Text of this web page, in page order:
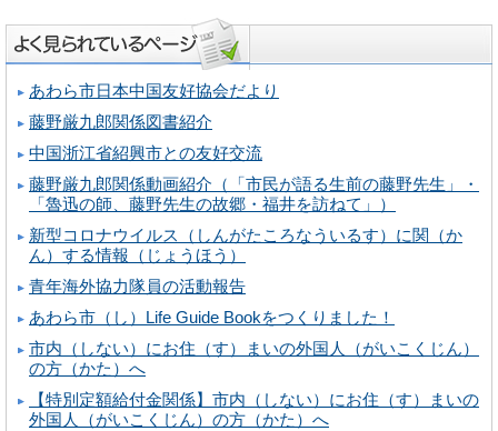
あわら市日本中国友好協会だより
藤野厳九郎関係図書紹介
中国浙江省紹興市との友好交流
藤野厳九郎関係動画紹介（「市民が語る生前の藤野先生」・
「魯迅の師、藤野先生の故郷・福井を訪ねて」）
新型コロナウイルス（しんがたころなういるす）に関（か
ん）する情報（じょうほう）
青年海外協力隊員の活動報告
あわら市（し）Life Guide Bookをつくりました！
市内（しない）にお住（す）まいの外国人（がいこくじん）
の方（かた）へ
【特別定額給付金関係】市内（しない）にお住（す）まいの
外国人（がいこくじん）の方（かた）へ